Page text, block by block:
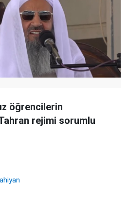
öğrencilerin
rejimi sorumlu